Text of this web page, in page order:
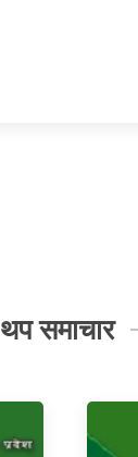
थप समाचार